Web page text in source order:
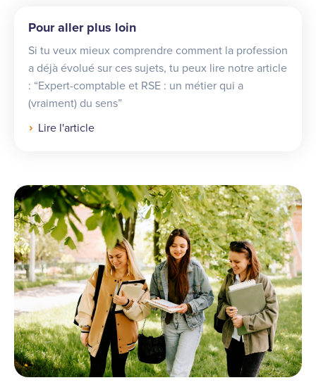
Pour aller plus loin
Si tu veux mieux comprendre comment la profession
a déjà évolué sur ces sujets, tu peux lire notre article
: “Expert-comptable et RSE : un métier qui a
(vraiment) du sens”
Lire l'article